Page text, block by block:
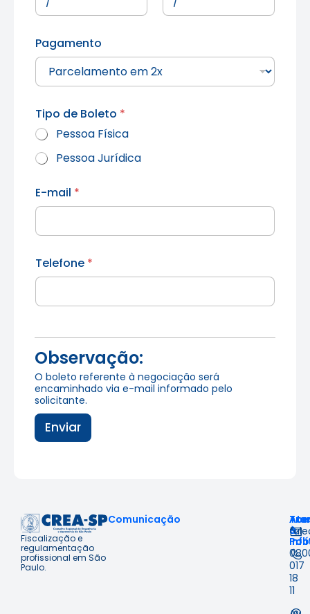
Pagamento
Tipo de Boleto *
Pessoa Física
Pessoa Jurídica
E-mail *
Telefone *
Observação:
O boleto referente à negociação será
encaminhado via e-mail informado pelo
solicitante.
Enviar
Fiscalização e
regulamentação
profissional em São
Paulo.
Comunicação
à
&
017
18
11